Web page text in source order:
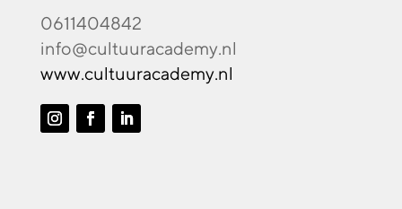
0611404842
info@cultuuracademy.nl
www.cultuuracademy.nl